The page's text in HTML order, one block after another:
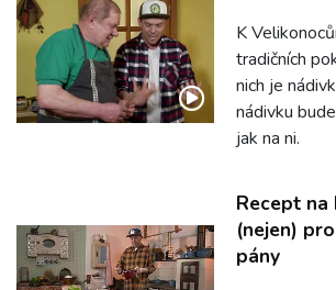
K
tradičních
nich je
nádivku
jak na ni.
Recept na
(nejen)
pány